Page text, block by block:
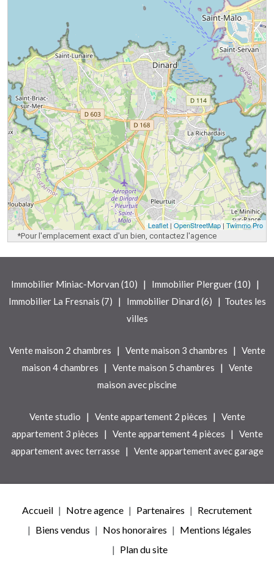
Leaflet | OpenStreetMap| Twimmo Pro
*Pour l'emplacement exact d'un bien, contactez l'agence
Immobilier Miniac-Morvan (10) | Immobilier Plerguer (10) |
Immobilier La Fresnais (7) | Immobilier Dinard (6) | Toutes les
villes
Vente maison 2 chambres | Vente maison 3 chambres | Vente
maison 4 chambres
| Vente maison 5 chambres | Vente
maison avec piscine
Vente studio | Vente appartement 2 pièces | Vente
appartement 3 pièces
| Vente appartement 4 pièces | Vente
appartement avec terrasse| Vente appartement avec garage
Accueil Notre agence Partenaires
Recrutement
Biens vendus
Nos honoraires
Mentions légales
Plan du site